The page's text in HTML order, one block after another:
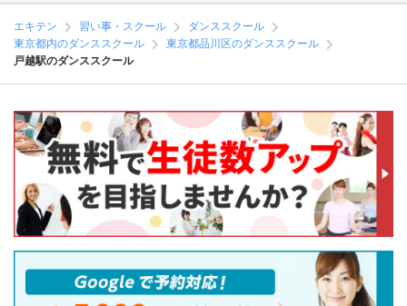
エキテン 習い事・スクール
ダンススクール
東京都内のダンススクール
東京都品川区のダンススクール
戸越駅のダンススクール